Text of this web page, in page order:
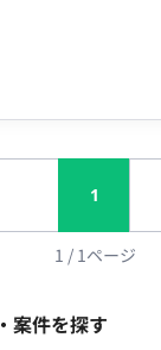
ーMTGが平日10時
・ライブ
Amazon EC2 ・
ト稼働について フルリ
き方 稼働時間帯は不問で
スカッションを行う
ただきます。 PC：持参（OS指定な
1
1 / 1ページ
案件を探す